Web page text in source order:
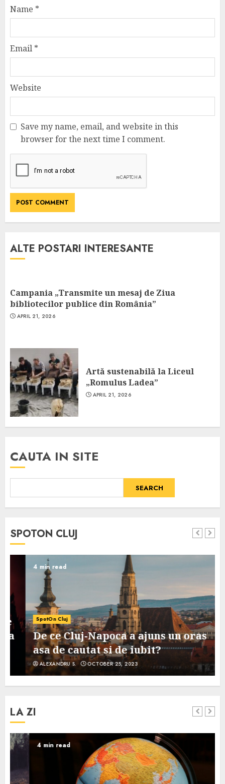
Name *
Email *
Website
Save my name, email, and website in this
browser for the next time I comment.
ALTE POSTARI INTERESANTE
Campania „Transmite un mesaj de Ziua
bibliotecilor publice din România”
APRIL 21, 2026
Artă sustenabilă la Liceul
„Romulus Ladea”
APRIL 21, 2026
CAUTA IN SITE
SEARCH
SPOTON CLUJ
4 min read
SpotOn Cluj
De ce Cluj-Napoca a ajuns un oras
asa de cautat si de iubit?
ALEXANDRU S. OCTOBER 25, 2023
LA ZI
4 min read